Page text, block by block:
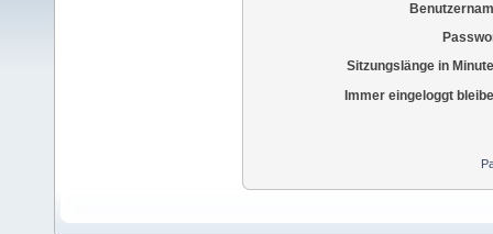
Sitzungslänge in
Immer eingeloggt